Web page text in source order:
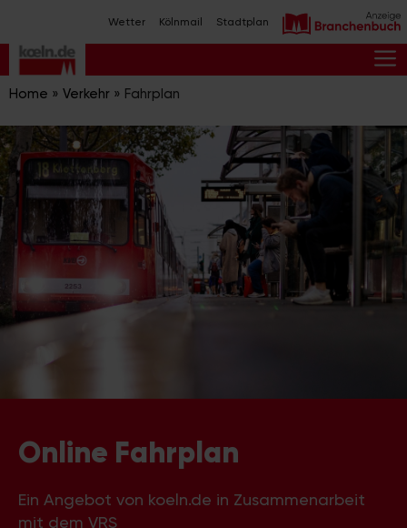
Inhalt
springen
Wetter Kölnmail Stadtplan
Home » Verkehr » Fahrplan
Online Fahrplan
Ein Angebot von koeln.de in Zusammenarbeit
mit dem VRS